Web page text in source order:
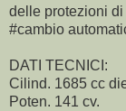
delle protezioni di
#cambio
DATI TECNICI:
Cilind. 1685 cc
Poten. 141 cv.